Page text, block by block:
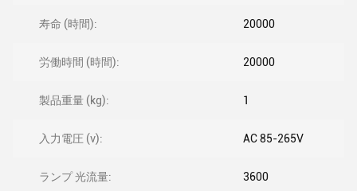
寿命 (時間): 20000
労働時間 (時間): 20000
製品重量 (kg): 1
入力電圧 (v): AC 85-265V
ランプ 光流量: 3600